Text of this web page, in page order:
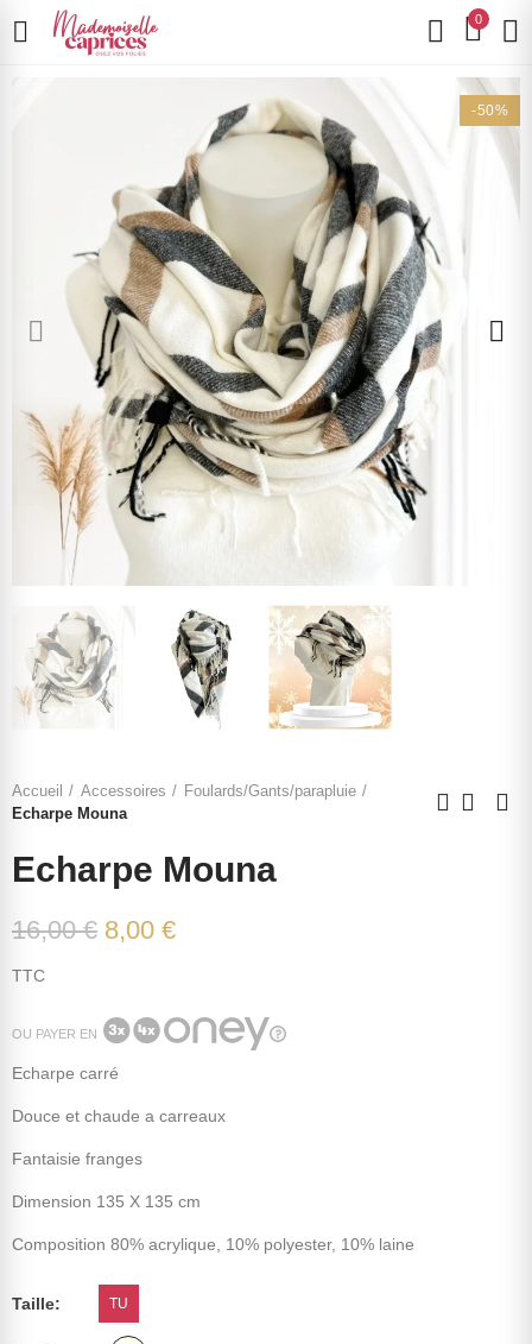
0
-50%
Accueil Accessoires
Foulards/Gants/parapluie
Echarpe Mouna
Echarpe Mouna
16,00 € 8,00 €
TTC
OU PAYER EN
Echarpe carré
Douce et chaude a carreaux
Fantaisie franges
Dimension 135 X 135 cm
Composition 80% acrylique, 10% polyester, 10% laine
Taille TU